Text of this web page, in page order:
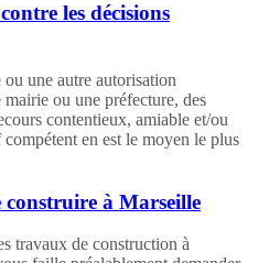
les décisions
une autre autorisation
ou une préfecture, des
contentieux, amiable et/ou
en est le moyen le plus
à Marseille
travaux de construction à